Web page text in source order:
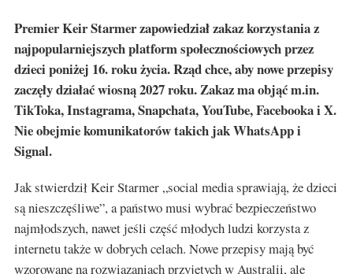
Premier Keir Starmer zapowiedział zakaz korzystania z
najpopularniejszych platform społecznościowych przez
dzieci poniżej 16. roku życia. Rząd chce, aby nowe przepisy
zaczęły działać wiosną 2027 roku. Zakaz ma objąć m.in.
TikToka, Instagrama, Snapchata, YouTube, Facebooka i X.
Nie obejmie komunikatorów takich jak WhatsApp i
Signal.
Jak stwierdził Keir Starmer „social media sprawiają, że dzieci
są nieszczęśliwe”, a państwo musi wybrać bezpieczeństwo
najmłodszych, nawet jeśli część młodych ludzi korzysta z
internetu także w dobrych celach. Nowe przepisy mają być
wzorowane na rozwiązaniach przyjętych w Australii, ale